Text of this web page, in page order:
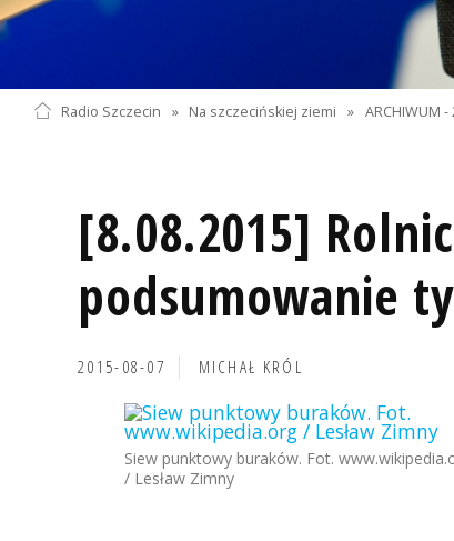
Radio Szczecin » Na szczecińskiej ziemi » ARCHIWUM -
[8.08.2015]
podsumowanie
2015-08-07 MICHAŁ KRÓL
Siew punktowy buraków. Fot.
/ Lesław Zimny